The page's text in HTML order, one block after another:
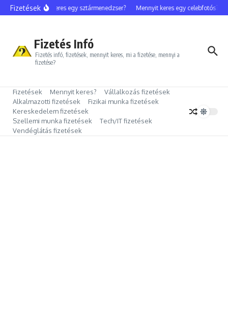
Ugrás a tartalomhoz
Fizetések
Mennyit keres egy sztármenedzser? Mennyit keres egy celebfotós?
Fizetés Infó
Fizetés infó, fizetések, mennyit keres, mi a fizetése, mennyi a
fizetése?
Fizetések Mennyit keres?
Vállalkozás fizetések
Alkalmazotti fizetések
Fizikai munka fizetések
Kereskedelem fizetések
Szellemi munka fizetések
Tech/IT fizetések
Vendéglátás fizetések